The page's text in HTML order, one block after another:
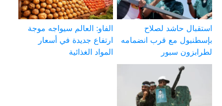
استقبال حاشد لصلاح
بإسطنبول مع قرب انضمامه
لطرابزون سبور
الفاو: العالم سيواجه موجة
ارتفاع جديدة في أسعار
المواد الغذائية